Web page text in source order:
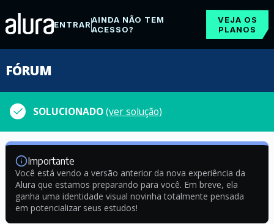
ENTRARAINDA NÃO TEM
ACESSO?
VEJA OS
PLANOS
FÓRUM
SOLUCIONADO(ver solução)
Importante
Você está vendo a versão anterior da nova experiência da
Alura que estamos preparando para você. Em breve, ela
ganha uma identidade visual novinha totalmente pensada
em potencializar seus estudos!